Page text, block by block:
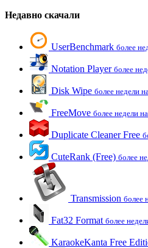
Недавно скачали
UserBenchmark более
Notation Player более
Disk Wipe более недели
FreeMove более недели
Duplicate Cleaner Free
CuteRank (Free) более
Transmission более
Fat32 Format более
KaraokeKanta Free